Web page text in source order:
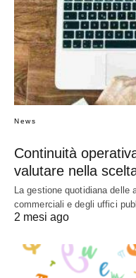
News
Continuità
valutare nella
La gestione quotidiana delle
commerciali e degli uffici
2 mesi ago